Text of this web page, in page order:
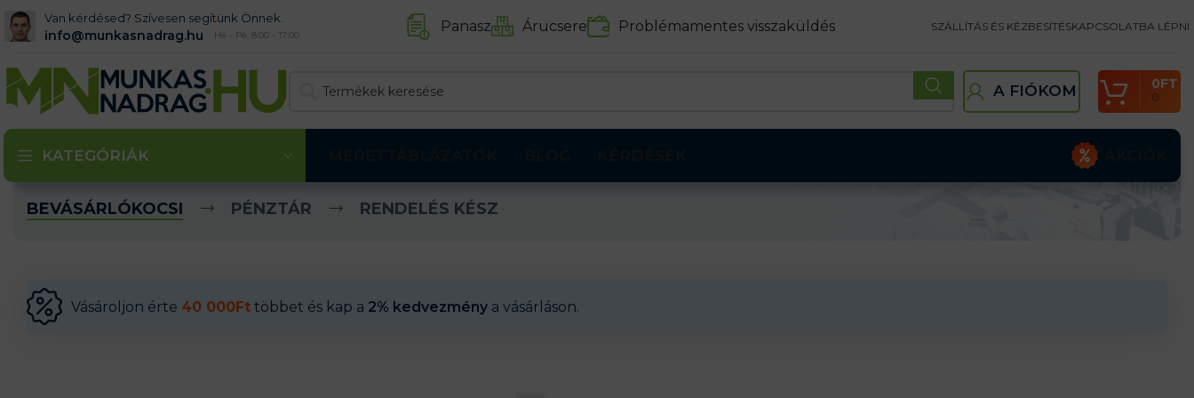
Van kérdésed? Szívesen segítünk Önnek.
info@munkasnadrag.hu Hé - Pé: 8:00 - 17:00 Panasz Árucsere Problémamentes visszaküldés SZÁLLÍTÁS ÉS KÉZBESÍTÉSKAPCSOLATBA LÉPNI
A FIÓKOM 0
0FT
KATEGÓRIÁK
BEVÁSÁRLÓKOCSI PÉNZTÁR RENDELÉS KÉSZ
Vásároljon érte 40 000Ft többet és kap a 2% kedvezmény a vásárláson.